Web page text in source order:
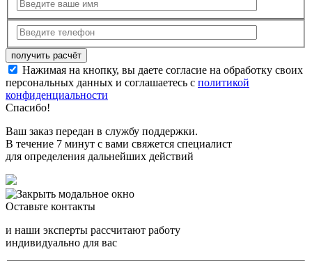
Нажимая на кнопку, вы даете согласие на обработку своих
персональных данных и соглашаетесь с политикой
конфиденциальности
Спасибо!
Ваш заказ передан в службу поддержки.
В течение 7 минут с вами свяжется специалист
для определения дальнейших действий
Оставьте контакты
и наши эксперты рассчитают работу
индивидуально для вас